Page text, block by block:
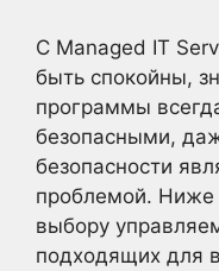
С Managed IT
быть спокойны,
программы
безопасными,
безопасности
проблемой. Ниже
выбору
подходящих для